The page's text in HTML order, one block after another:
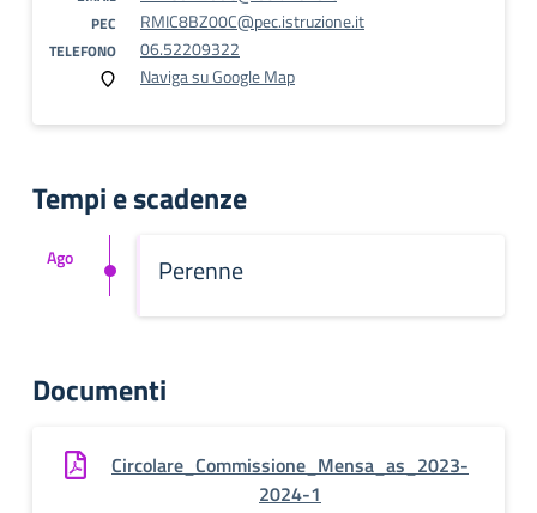
PEC RMIC8BZ00C@pec.istruzione.it
TELEFONO
06.52209322
Naviga su Google Map
Tempi e scadenze
Perenne
Ago
Documenti
Circolare_Commissione_Mensa_as_2023-
2024-1